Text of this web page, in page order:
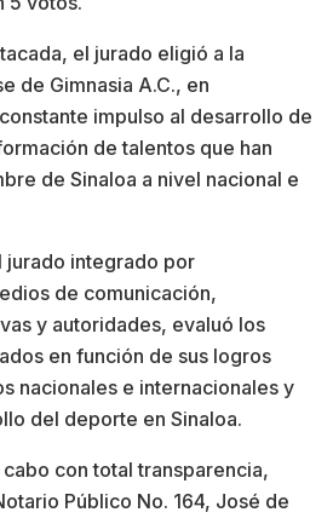
el jurado eligió a la
de Gimnasia A.C., en
impulso al desarrollo de
de talentos que han
de Sinaloa a nivel nacional e
jurado integrado por
de comunicación,
y autoridades, evaluó los
en función de sus logros
nacionales e internacionales y
del deporte en Sinaloa.
con total transparencia,
Público No. 164, José de